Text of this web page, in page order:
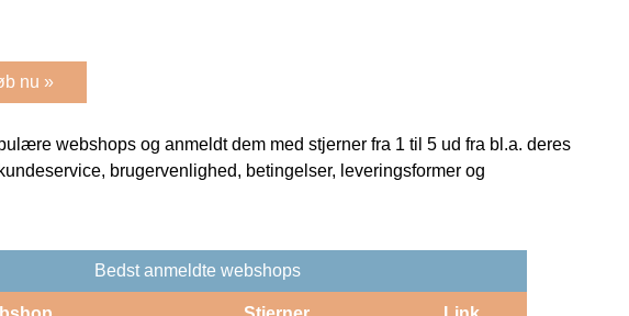
nu »
webshops og anmeldt dem med stjerner fra 1 til 5 ud fra bl.a. deres
brugervenlighed, betingelser, leveringsformer og
Bedst anmeldte webshops